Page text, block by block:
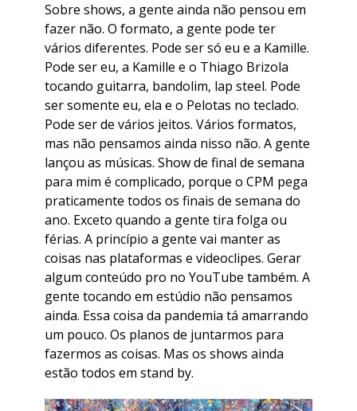
Sobre shows, a gente ainda não pensou em
fazer não. O formato, a gente pode ter
vários diferentes. Pode ser só eu e a Kamille.
Pode ser eu, a Kamille e o Thiago Brizola
tocando guitarra, bandolim, lap steel. Pode
ser somente eu, ela e o Pelotas no teclado.
Pode ser de vários jeitos. Vários formatos,
mas não pensamos ainda nisso não. A gente
lançou as músicas. Show de final de semana
para mim é complicado, porque o CPM pega
praticamente todos os finais de semana do
ano. Exceto quando a gente tira folga ou
férias. A princípio a gente vai manter as
coisas nas plataformas e videoclipes. Gerar
algum conteúdo pro no YouTube também. A
gente tocando em estúdio não pensamos
ainda. Essa coisa da pandemia tá amarrando
um pouco. Os planos de juntarmos para
fazermos as coisas. Mas os shows ainda
estão todos em stand by.